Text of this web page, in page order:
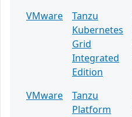
VMware
Tanzu
Kubernetes
Grid
Integrated
Edition
VMware
Tanzu
Platform